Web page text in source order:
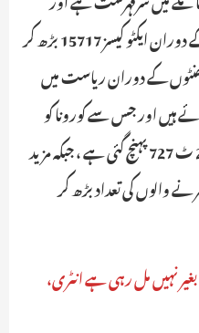
ریاست میں گزشتہ چوبیس گھنٹوں کے دوران ایکٹو کیسز 15717 بڑھ کر
ہو گئے ہیں ۔ پچھلے 24 گھنٹوں کے دوران ریاست میں
ہیں اور جس سے کورونا کو
شکست دینے والوں کی تعداد 24,00 ٹ 727 پہنچ گئی ہے ، جبکہ مزید
والوں کی تعداد بڑھ کر
نہیں مل رہی ہے انٹری،